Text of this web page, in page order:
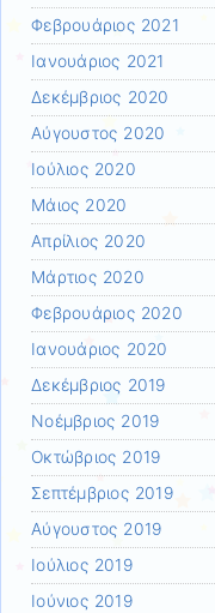
Φεβρουάριος 2021
Ιανουάριος 2021
Δεκέμβριος 2020
Αύγουστος 2020
Ιούλιος 2020
Μάιος 2020
Απρίλιος 2020
Μάρτιος 2020
Φεβρουάριος 2020
Ιανουάριος 2020
Δεκέμβριος 2019
Νοέμβριος 2019
Οκτώβριος 2019
Σεπτέμβριος 2019
Αύγουστος 2019
Ιούλιος 2019
Ιούνιος 2019